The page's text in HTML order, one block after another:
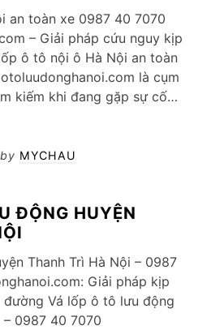
an toàn xe 0987 40 7070
– Giải pháp cứu nguy kịp
ô tô nội ô Hà Nội an toàn
là cụm
kiếm khi đang gặp sự cố…
by MYCHAU
ĐỘNG HUYỆN
Thanh Trì Hà Nội – 0987
Giải pháp kịp
Vá lốp ô tô lưu động
– 0987 40 7070